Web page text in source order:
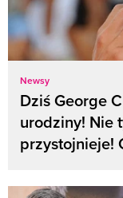
Newsy
Dziś George
urodziny! Nie
przystojnieje!